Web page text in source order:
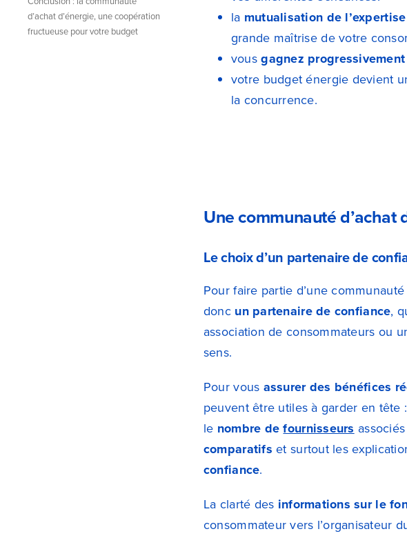
d’achat d’énergie, une coopération
fructueuse pour votre budget
la mutualisation de
grande maîtrise de votre
vousgagnez
votre budget énergie devient
la concurrence.
Une communauté d’achat
Le choix d’un partenaire de
Pour faire partie d’une
donc un partenaire de confiance,
association de consommateurs ou
sens.
Pour vous assurer des bénéfices
peuvent être utiles à garder en tête
le nombre defournisseurs
comparatifs et surtout les
confiance.
La clarté des informations sur le
consommateur vers l’organisateur